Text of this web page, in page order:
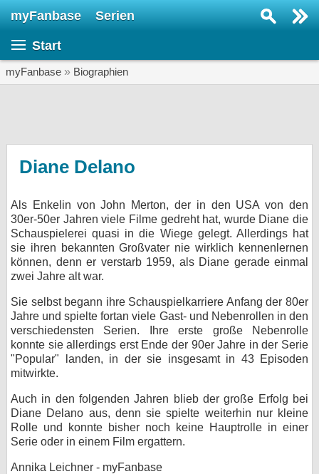
myFanbase Serien
Start
myFanbase » Biographien
Diane Delano
Als Enkelin von John Merton, der in den USA von den
30er-50er Jahren viele Filme gedreht hat, wurde Diane die
Schauspielerei quasi in die Wiege gelegt. Allerdings hat
sie ihren bekannten Großvater nie wirklich kennenlernen
können, denn er verstarb 1959, als Diane gerade einmal
zwei Jahre alt war.
Sie selbst begann ihre Schauspielkarriere Anfang der 80er
Jahre und spielte fortan viele Gast- und Nebenrollen in den
verschiedensten Serien. Ihre erste große Nebenrolle
konnte sie allerdings erst Ende der 90er Jahre in der Serie
"Popular" landen, in der sie insgesamt in 43 Episoden
mitwirkte.
Auch in den folgenden Jahren blieb der große Erfolg bei
Diane Delano aus, denn sie spielte weiterhin nur kleine
Rolle und konnte bisher noch keine Hauptrolle in einer
Serie oder in einem Film ergattern.
Annika Leichner - myFanbase
KULTUR
Specials
SERVICE
Forum
bei X
Kontakt
Nutzungsbedingungen